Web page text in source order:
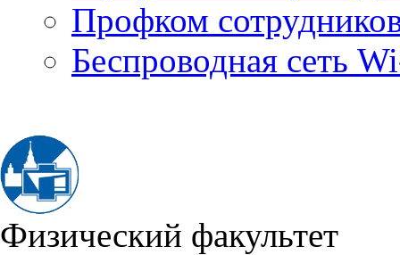
Профком
Беспроводная сеть
Физический факультет